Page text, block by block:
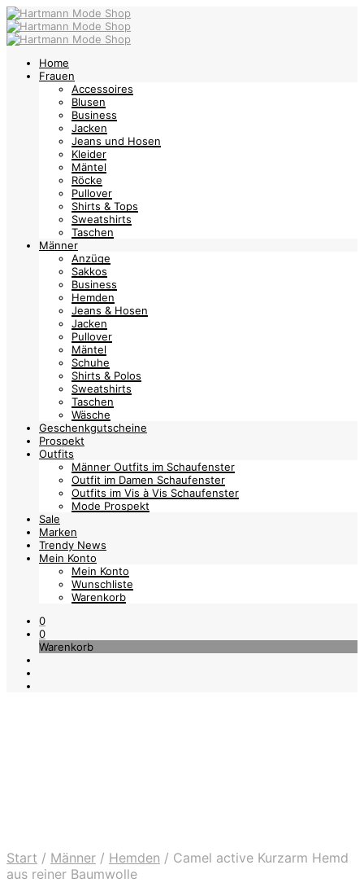
Home
Frauen
Accessoires
Blusen
Business
Jacken
Jeans und Hosen
Kleider
Mäntel
Röcke
Pullover
Shirts & Tops
Sweatshirts
Taschen
Männer
Anzüge
Sakkos
Business
Hemden
Jeans & Hosen
Jacken
Pullover
Mäntel
Schuhe
Shirts & Polos
Sweatshirts
Taschen
Wäsche
Geschenkgutscheine
Prospekt
Outfits
Männer Outfits im Schaufenster
Outfit im Damen Schaufenster
Outfits im Vis à Vis Schaufenster
Mode Prospekt
Sale
Marken
Trendy News
Mein Konto
Mein Konto
Wunschliste
Warenkorb
0
0
Warenkorb
Start / Männer / Hemden / Camel active Kurzarm Hemd
aus reiner Baumwolle